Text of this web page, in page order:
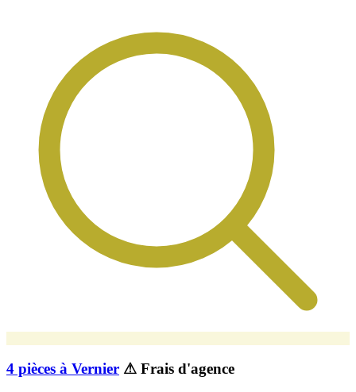
4 pièces à Vernier ⚠ Frais d'agence